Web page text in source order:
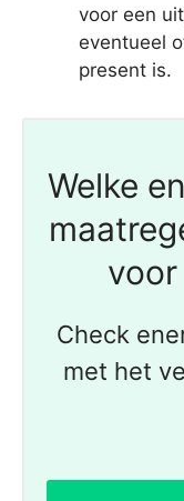
voor een
eventueel
present is.
Welke
Check
met het